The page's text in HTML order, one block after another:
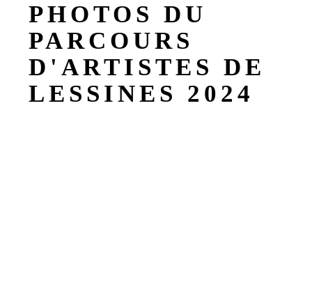
PHOTOS DU
PARCOURS
D'ARTISTES DE
LESSINES 2024